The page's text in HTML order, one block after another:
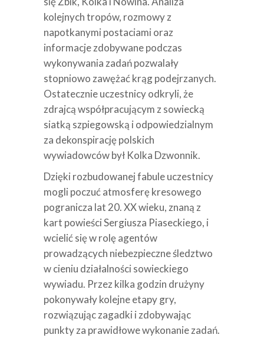
kolejnych tropów, rozmowy z
napotkanymi postaciami oraz
informacje zdobywane podczas
wykonywania zadań pozwalały
stopniowo zawężać krąg podejrzanych.
Ostatecznie uczestnicy odkryli, że
zdrajcą współpracującym z sowiecką
siatką szpiegowską i odpowiedzialnym
za dekonspirację polskich
wywiadowców był Kolka Dzwonnik.
Dzięki rozbudowanej fabule uczestnicy
mogli poczuć atmosferę kresowego
pogranicza lat 20. XX wieku, znaną z
kart powieści Sergiusza Piaseckiego, i
wcielić się w rolę agentów
prowadzących niebezpieczne śledztwo
w cieniu działalności sowieckiego
wywiadu. Przez kilka godzin drużyny
pokonywały kolejne etapy gry,
rozwiązując zagadki i zdobywając
punkty za prawidłowe wykonanie zadań.